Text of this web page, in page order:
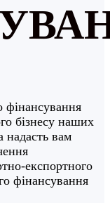
фінансування
бізнесу наших
надасть вам
експортного
фінансування